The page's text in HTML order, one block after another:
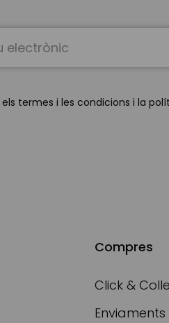
Up
els termes i les condicions i la
Compres
Click &
Enviaments